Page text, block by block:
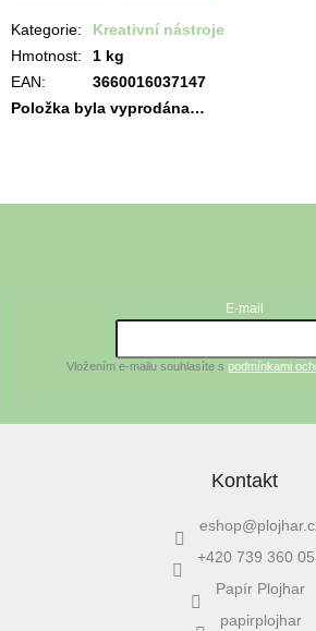
Kategorie:
Kreativní nástroje
Hmotnost:
1 kg
EAN:
3660016037147
Položka byla vyprodána…
E-mail
Vložením e-mailu souhlasíte s podmínkami
Kontakt
eshop@
+420 739 360
Papír Plojhar
papirplojhar